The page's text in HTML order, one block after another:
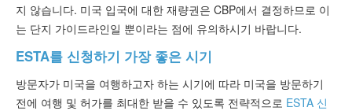
지 않습니다. 미국 입국에 대한 재량권은 CBP에서 결정하므로 이
는 단지 가이드라인일 뿐이라는 점에 유의하시기 바랍니다.
ESTA를 신청하기 가장 좋은 시기
방문자가 미국을 여행하고자 하는 시기에 따라 미국을 방문하기
전에 여행 및 허가를 최대한 받을 수 있도록 전략적으로 ESTA 신